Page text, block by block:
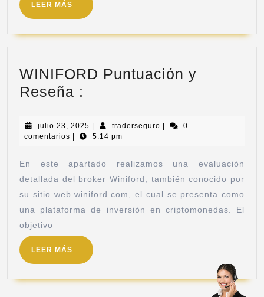
LEER MÁS
WINIFORD Puntuación y
Reseña :
julio 23, 2025 traderseguro
0
comentarios
5:14 pm
En este apartado realizamos una evaluación
detallada del broker Winiford, también conocido por
su sitio web winiford.com, el cual se presenta como
una plataforma de inversión en criptomonedas. El
objetivo
LEER MÁS